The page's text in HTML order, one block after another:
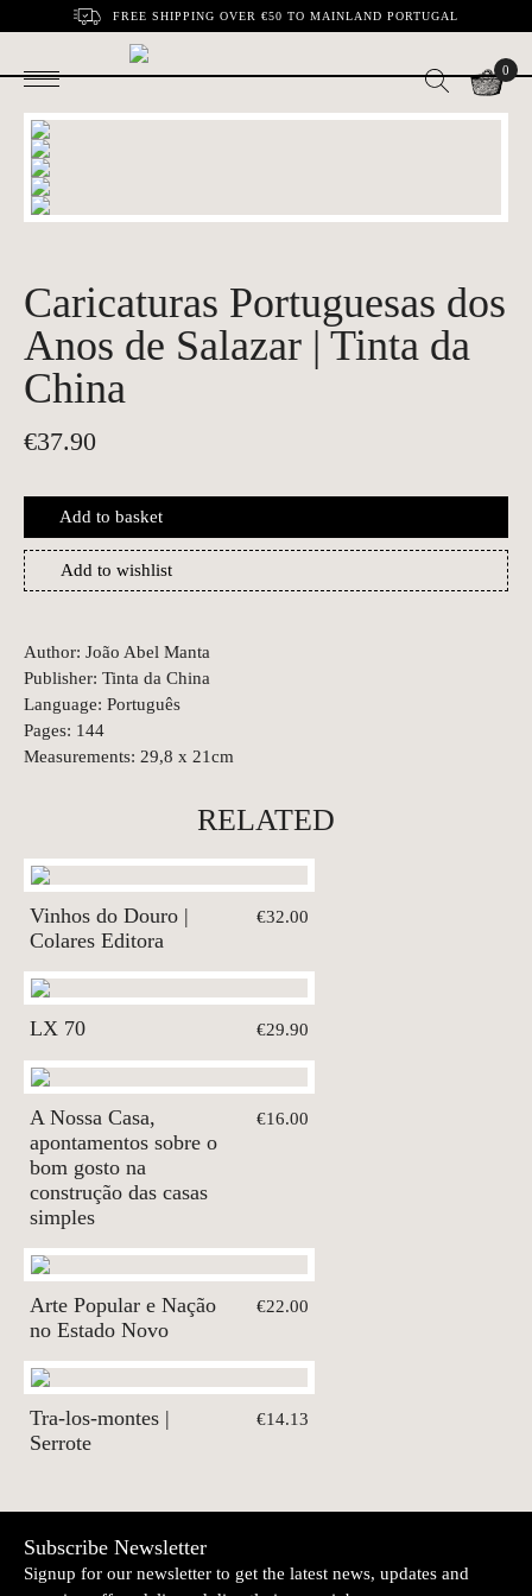
FREE SHIPPING OVER €50 TO MAINLAND PORTUGAL
0
Caricaturas Portuguesas dos
Anos de Salazar | Tinta da
China
€37.90
Add to basket
Add to wishlist
Author: João Abel Manta
Publisher: Tinta da China
Language: Português
Pages: 144
Measurements: 29,8 x 21cm
RELATED
Vinhos do Douro |
Colares Editora
€32.00
LX 70 €29.90
A Nossa Casa,
apontamentos sobre o
bom gosto na
construção das casas
simples
€16.00
Arte Popular e Nação
no Estado Novo
€22.00
Tra-los-montes |
Serrote
€14.13
Subscribe Newsletter
Signup for our newsletter to get the latest news, updates and